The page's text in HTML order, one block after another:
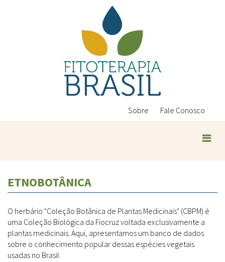
Sobre Fale Conosco
ETNOBOTÂNICA
O herbário "Coleção Botânica de Plantas Medicinais" (CBPM) é
uma Coleção Biológica da Fiocruz voltada exclusivamente a
plantas medicinais. Aqui, apresentamos um banco de dados
sobre o conhecimento popular dessas espécies vegetais
usadas no Brasil.